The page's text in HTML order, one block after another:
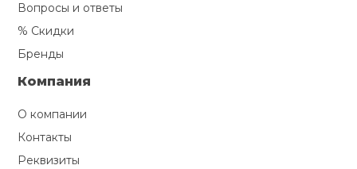
Вопросы и ответы
% Скидки
Бренды
Компания
О компании
Контакты
Реквизиты